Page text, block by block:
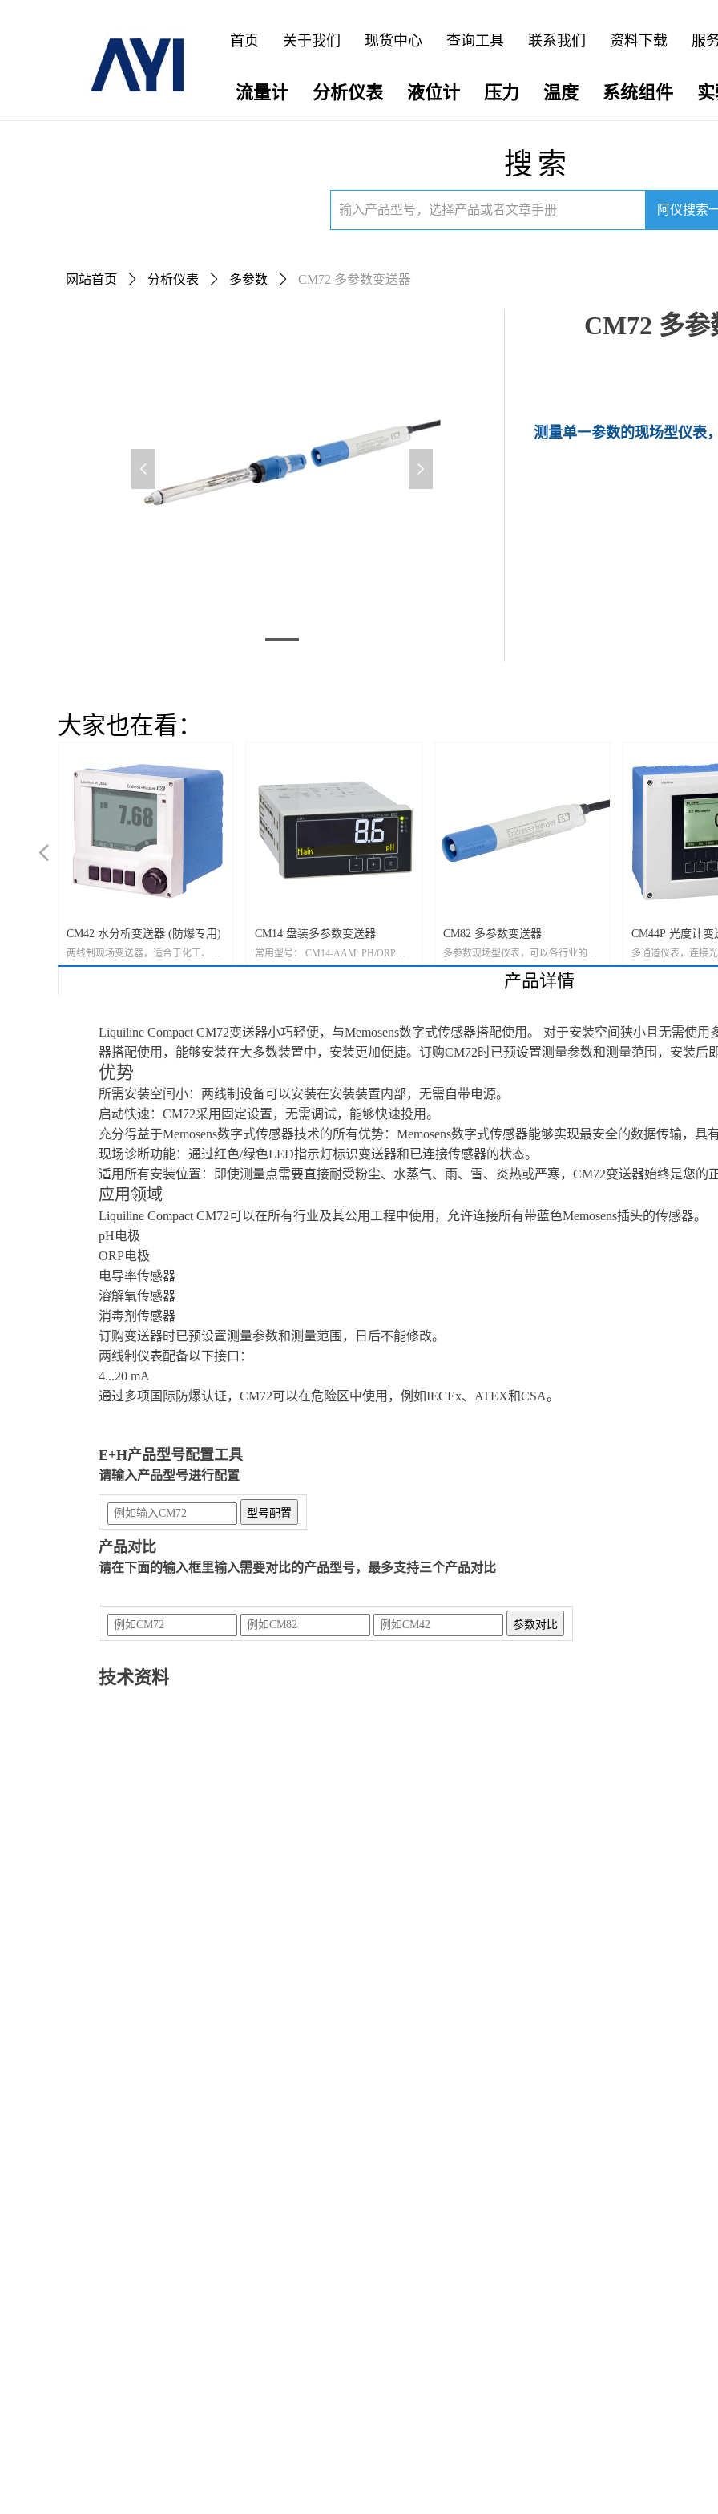
首页 关于我们 现货中心 查询工具 联系我们 资料下载 服
阿仪搜索
流量计 分析仪表 液位计 压力 温度 系统组件
搜索
网站首页 ꄲ 分析仪表 ꄲ 多参数 ꄲ CM72 多参数变送器
产品详情
Liquiline Compact CM72变送器小巧轻便，与Memosens数字式传感器搭配使用。 对于安装空间狭小且无需使
器搭配使用，能够安装在大多数装置中，安装更加便捷。订购CM72时已预设置测量参数和测量范围，安装后
优势
所需安装空间小：两线制设备可以安装在安装装置内部，无需自带电源。
启动快速：CM72采用固定设置，无需调试，能够快速投用。
充分得益于Memosens数字式传感器技术的所有优势：Memosens数字式传感器能够实现最安全的数据传输，具
现场诊断功能：通过红色/绿色LED指示灯标识变送器和已连接传感器的状态。
适用所有安装位置：即使测量点需要直接耐受粉尘、水蒸气、雨、雪、炎热或严寒，CM72变送器始终是您的
应用领域
Liquiline Compact CM72可以在所有行业及其公用工程中使用，允许连接所有带蓝色Memosens插头的传感器。
pH电极
ORP电极
电导率传感器
溶解氧传感器
消毒剂传感器
订购变送器时已预设置测量参数和测量范围，日后不能修改。
两线制仪表配备以下接口：
4...20 mA
通过多项国际防爆认证，CM72可以在危险区中使用，例如IECEx、ATEX和CSA。
E+H产品型号配置工具
请输入产品型号进行配置
产品对比
请在下面的输入框里输入需要对比的产品型号，最多支持三个产品对比
技术资料
CM72 多
测量单一参数的现场型仪表
넳 넲
CM42 水分析变送器 (防爆专用)
两线制现场变送器，适合于化工、生
命科学和食品行业的危险和非危险区
CM14 盘装多参数变送器
常用型号： CM14-AAM: PH/ORP测
量 CM14-AAK: 电导式电导率测量
CM82 多参数变送器
多参数现场型仪表，可以各行业的在
危险区和非危险区中使用
CM44P 光度计变
多通道仪表，连接
Memosens传感器
넳
大家也在看：